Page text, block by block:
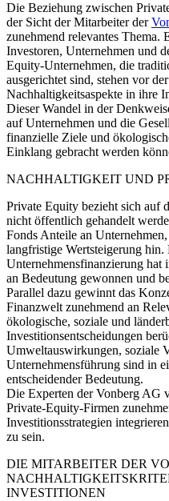
Die Beziehung zwischen
der Sicht der Mitarbeiter der
zunehmend relevantes Thema.
Investoren, Unternehmen und
Equity-Unternehmen, die
ausgerichtet sind, stehen vor
Nachhaltigkeitsaspekte in ihre
Dieser Wandel in der
auf Unternehmen und die
finanzielle Ziele und
Einklang gebracht werden
NACHHALTIGKEIT UND
Private Equity bezieht sich auf
nicht öffentlich gehandelt
Fonds Anteile an
langfristige Wertsteigerung hin.
Unternehmensfinanzierung hat
an Bedeutung gewonnen und
Parallel dazu gewinnt das
Finanzwelt zunehmend an
ökologische, soziale und
Investitionsentscheidungen
Umweltauswirkungen, soziale
Unternehmensführung sind in
entscheidender Bedeutung.
Die Experten der Vonberg AG
Private-Equity-Firmen
Investitionsstrategien
zu sein.
DIE MITARBEITER DER
INVESTITIONEN